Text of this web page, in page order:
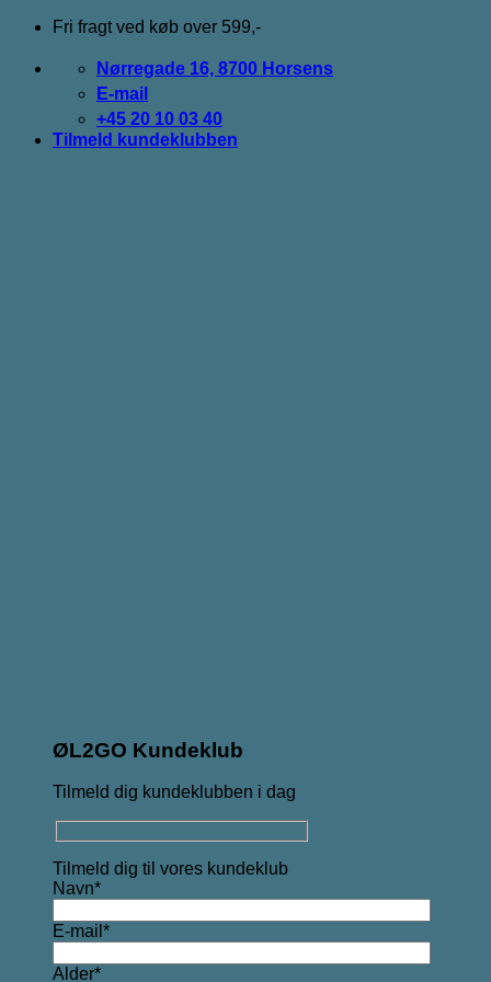
Fortsæt
indhold
Fri fragt ved køb over 599,-
Nørregade 16, 8700 Horsens
E-mail
+45 20 10 03 40
Tilmeld kundeklubben
ØL2GO Kundeklub
Tilmeld dig kundeklubben i dag
Tilmeld dig til vores kundeklub
Navn*
E-mail*
Alder*